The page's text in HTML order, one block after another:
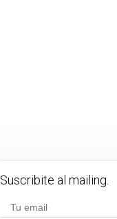
Suscribite al mailing.